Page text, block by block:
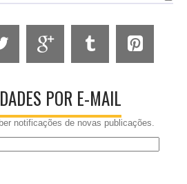
POR E-MAIL
notificações de novas publicações.